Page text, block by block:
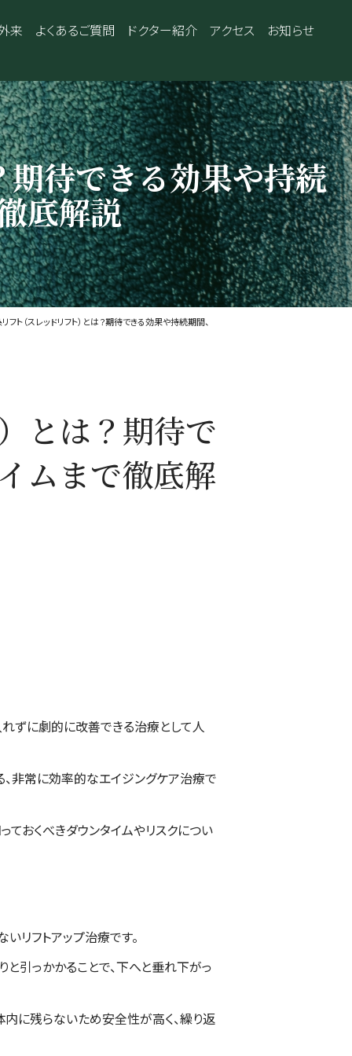
来 よくあるご質問 ドクター紹介 アクセス お知らせ
待できる効果や持続
底解説
リフト（スレッドリフト）とは？期待できる効果や持続期間、
とは？期待で
ムまで徹底解
れずに劇的に改善できる治療として人
、非常に効率的なエイジングケア治療で
おくべきダウンタイムやリスクについ
リフトアップ治療です。
と引っかかることで、下へと垂れ下がっ
内に残らないため安全性が高く、繰り返